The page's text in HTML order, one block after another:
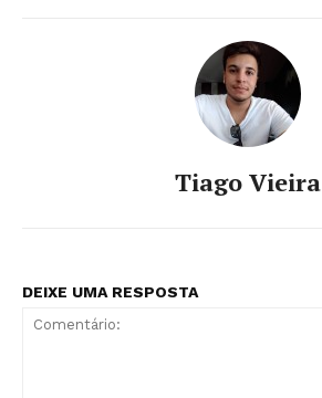
Tiago Vieira
DEIXE UMA RESPOSTA